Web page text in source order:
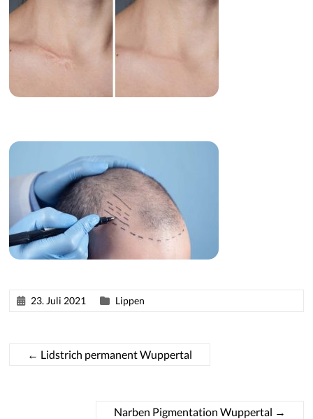
23. Juli 2021 Lippen
← Lidstrich permanent Wuppertal
Narben Pigmentation Wuppertal →